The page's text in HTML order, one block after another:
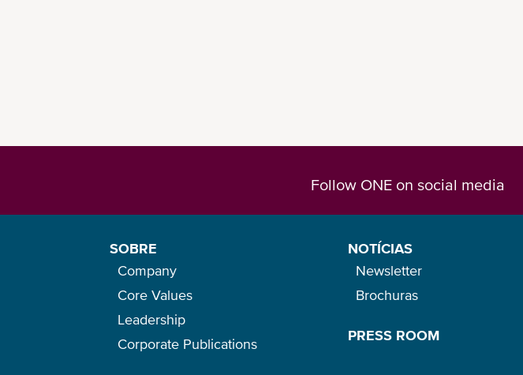
Follow ONE on social media
SOBRE
Company
Core Values
Leadership
Corporate Publications
NOTÍCIAS
Newsletter
Brochuras
PRESS ROOM